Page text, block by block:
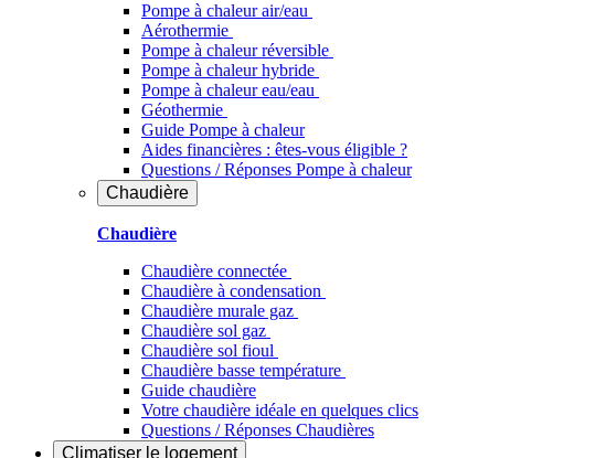
Pompe à chaleur air/eau
Aérothermie
Pompe à chaleur réversible
Pompe à chaleur hybride
Pompe à chaleur​ eau/eau
Géothermie
Guide Pompe à chaleur
Aides financières : êtes-vous éligible ?
Questions / Réponses Pompe à chaleur
Chaudière
Chaudière
Chaudière connectée
Chaudière à condensation
Chaudière murale gaz
Chaudière sol gaz
Chaudière sol fioul
Chaudière basse température
Guide chaudière
Votre chaudière idéale en quelques clics
Questions / Réponses Chaudières
Climatiser le logement